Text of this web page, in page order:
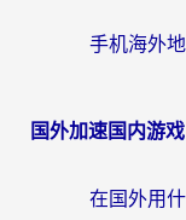
国外加速国内游戏